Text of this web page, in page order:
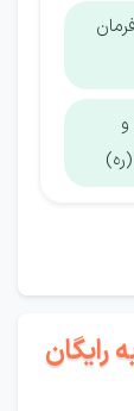
رایگان